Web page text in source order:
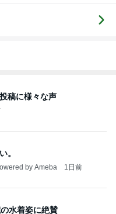
稿に様々な声
。
by Ameba 1日前
水着姿に絶賛